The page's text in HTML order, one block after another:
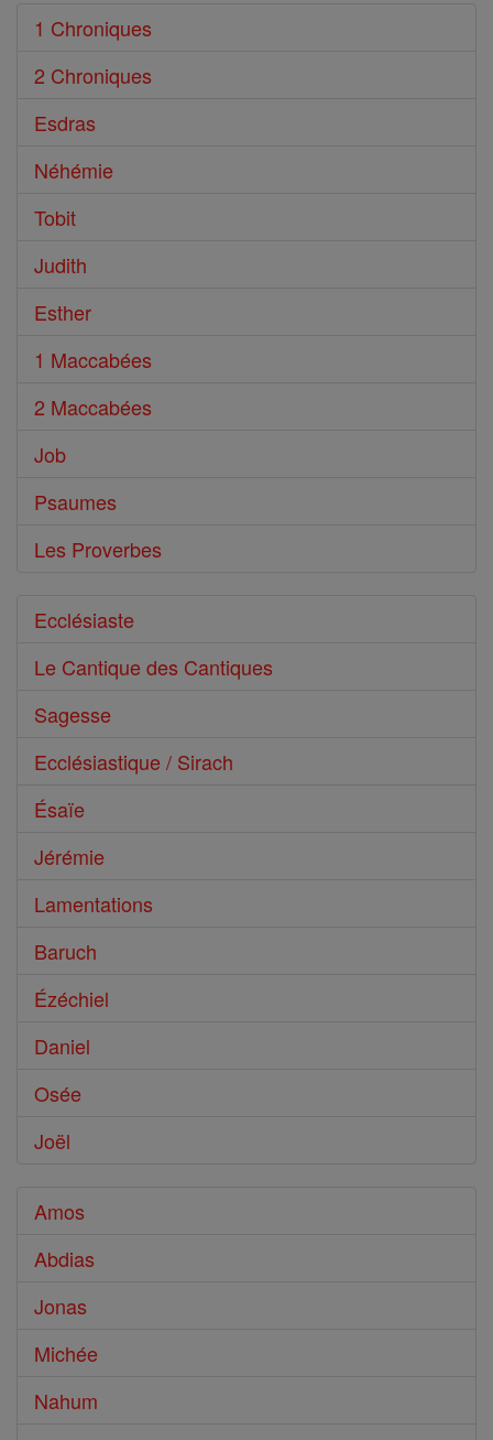
1 Chroniques
2 Chroniques
Esdras
Néhémie
Tobit
Judith
Esther
1 Maccabées
2 Maccabées
Job
Psaumes
Les Proverbes
Ecclésiaste
Le Cantique des Cantiques
Sagesse
Ecclésiastique / Sirach
Ésaïe
Jérémie
Lamentations
Baruch
Ézéchiel
Daniel
Osée
Joël
Amos
Abdias
Jonas
Michée
Nahum